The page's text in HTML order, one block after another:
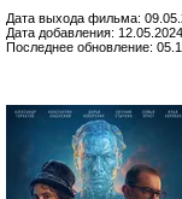
Дата выхода фильма:
Дата добавления: 12.05.2024
Последнее обновление: